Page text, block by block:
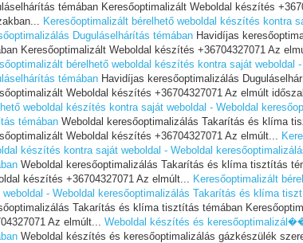
témában Keresőoptimalizált Weboldal készítés
Keresőoptimalizált bérelhető weboldal készítés kontra
Duguláselhárítás témában Havidíjas
Keresőoptimalizált Weboldal készítés +36704327071 Az
bérelhető weboldal készítés kontra saját weboldal
témában Havidíjas keresőoptimalizálás
Weboldal készítés +36704327071 Az elmúlt
weboldal készítés kontra saját weboldal - Weboldal
témában Weboldal keresőoptimalizálás Takarítás és klíma
Weboldal készítés +36704327071 Az elmúlt...
készítés kontra saját weboldal - Weboldal
Weboldal keresőoptimalizálás Takarítás és klíma tisztítás
készítés +36704327071 Az elmúlt... Keresőoptimalizált
weboldal - Weboldal keresőoptimalizálás Takarítás és klíma
Takarítás és klíma tisztítás témában
Az elmúlt... Weboldal készítés és
Weboldal készítés és keresőoptimalizálás gázkészülék